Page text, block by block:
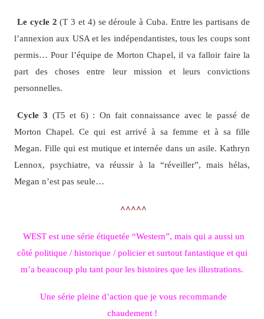
Le cycle 2 (T 3 et 4) se déroule à Cuba. Entre les partisans de
l’annexion aux USA et les indépendantistes, tous les coups sont
permis… Pour l’équipe de Morton Chapel, il va falloir faire la
part des choses entre leur mission et leurs convictions
personnelles.
Cycle 3 (T5 et 6) : On fait connaissance avec le passé de
Morton Chapel. Ce qui est arrivé à sa femme et à sa fille
Megan. Fille qui est mutique et internée dans un asile. Kathryn
Lennox, psychiatre, va réussir à la “réveiller”, mais hélas,
Megan n’est pas seule…
^^^^^
WEST est une série étiquetée “Western”, mais qui a aussi un
côté politique / historique / policier et surtout fantastique et qui
m’a beaucoup plu tant pour les histoires que les illustrations.
Une série pleine d’action que je vous recommande
chaudement !